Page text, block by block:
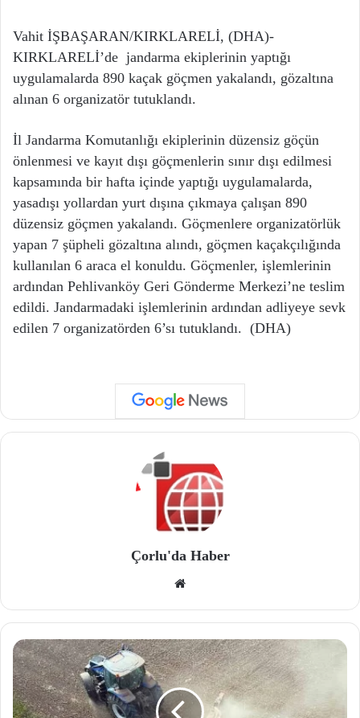
Vahit İŞBAŞARAN/KIRKLARELİ, (DHA)-
KIRKLARELİ’de jandarma ekiplerinin yaptığı
uygulamalarda 890 kaçak göçmen yakalandı, gözaltına
alınan 6 organizatör tutuklandı.
İl Jandarma Komutanlığı ekiplerinin düzensiz göçün
önlenmesi ve kayıt dışı göçmenlerin sınır dışı edilmesi
kapsamında bir hafta içinde yaptığı uygulamalarda,
yasadışı yollardan yurt dışına çıkmaya çalışan 890
düzensiz göçmen yakalandı. Göçmenlere organizatörlük
yapan 7 şüpheli gözaltına alındı, göçmen kaçakçılığında
kullanılan 6 araca el konuldu. Göçmenler, işlemlerinin
ardından Pehlivanköy Geri Gönderme Merkezi’ne teslim
edildi. Jandarmadaki işlemlerinin ardından adliyeye sevk
edilen 7 organizatörden 6’sı tutuklandı. (DHA)
Çorlu'da Haber
site
si